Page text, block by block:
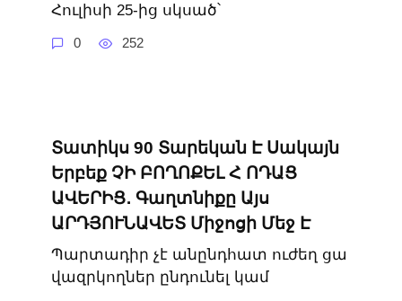
Հուլիսի 25-ից սկսած՝
0 252
Տատիկս 90 Տարեկան Է Սակայն
Երբեք ՉԻ ԲՈՂՈՔԵԼ Հ ՈԴԱՑ
ԱՎԵՐԻՑ․ Գաղտնիքը Այս
ԱՐԴՅՈՒՆԱՎԵՏ Միջոցի Մեջ Է
Պարտադիր չէ անընդհատ ուժեղ ցա
վազրկողներ ընդունել կամ